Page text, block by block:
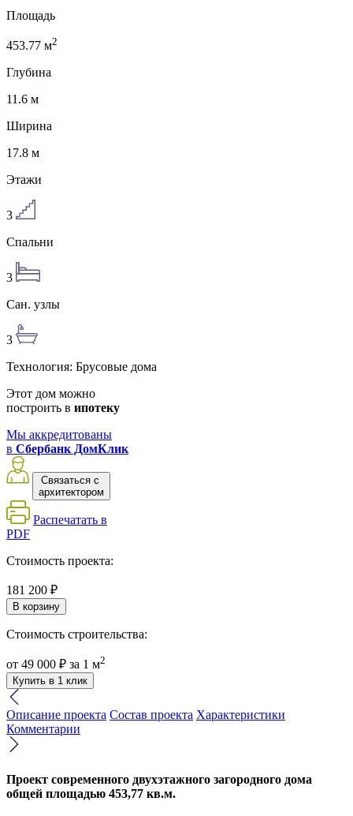
Площадь
453.77 м2
Глубина
11.6 м
Ширина
17.8 м
Этажи
3
Спальни
3
Сан. узлы
3
Технология: Брусовые дома
Этот дом можно
построить в ипотеку
Мы аккредитованы
в Сбербанк ДомКлик
Связаться с
архитектором
Распечатать в
PDF
Стоимость проекта:
181 200 ₽
В корзину
Стоимость строительства:
от 49 000 ₽ за 1 м2
Купить в 1 клик
Описание проекта Состав проекта Характеристики
Комментарии
Проект современного двухэтажного загородного дома
общей площадью 453,77 кв.м.